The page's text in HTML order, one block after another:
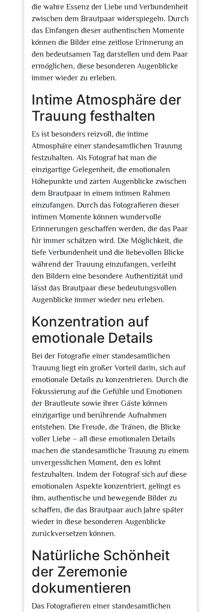
die wahre Essenz der Liebe und Verbundenheit
zwischen dem Brautpaar widerspiegeln. Durch
das Einfangen dieser authentischen Momente
können die Bilder eine zeitlose Erinnerung an
den bedeutsamen Tag darstellen und dem Paar
ermöglichen, diese besonderen Augenblicke
immer wieder zu erleben.
Intime Atmosphäre der
Trauung festhalten
Es ist besonders reizvoll, die intime
Atmosphäre einer standesamtlichen Trauung
festzuhalten. Als Fotograf hat man die
einzigartige Gelegenheit, die emotionalen
Höhepunkte und zarten Augenblicke zwischen
dem Brautpaar in einem intimen Rahmen
einzufangen. Durch das Fotografieren dieser
intimen Momente können wundervolle
Erinnerungen geschaffen werden, die das Paar
für immer schätzen wird. Die Möglichkeit, die
tiefe Verbundenheit und die liebevollen Blicke
während der Trauung einzufangen, verleiht
den Bildern eine besondere Authentizität und
lässt das Brautpaar diese bedeutungsvollen
Augenblicke immer wieder neu erleben.
Konzentration auf
emotionale Details
Bei der Fotografie einer standesamtlichen
Trauung liegt ein großer Vorteil darin, sich auf
emotionale Details zu konzentrieren. Durch die
Fokussierung auf die Gefühle und Emotionen
der Brautleute sowie ihrer Gäste können
einzigartige und berührende Aufnahmen
entstehen. Die Freude, die Tränen, die Blicke
voller Liebe – all diese emotionalen Details
machen die standesamtliche Trauung zu einem
unvergesslichen Moment, den es lohnt
festzuhalten. Indem der Fotograf sich auf diese
emotionalen Aspekte konzentriert, gelingt es
ihm, authentische und bewegende Bilder zu
schaffen, die das Brautpaar auch Jahre später
wieder in diese besonderen Augenblicke
zurückversetzen können.
Natürliche Schönheit
der Zeremonie
dokumentieren
Das Fotografieren einer standesamtlichen